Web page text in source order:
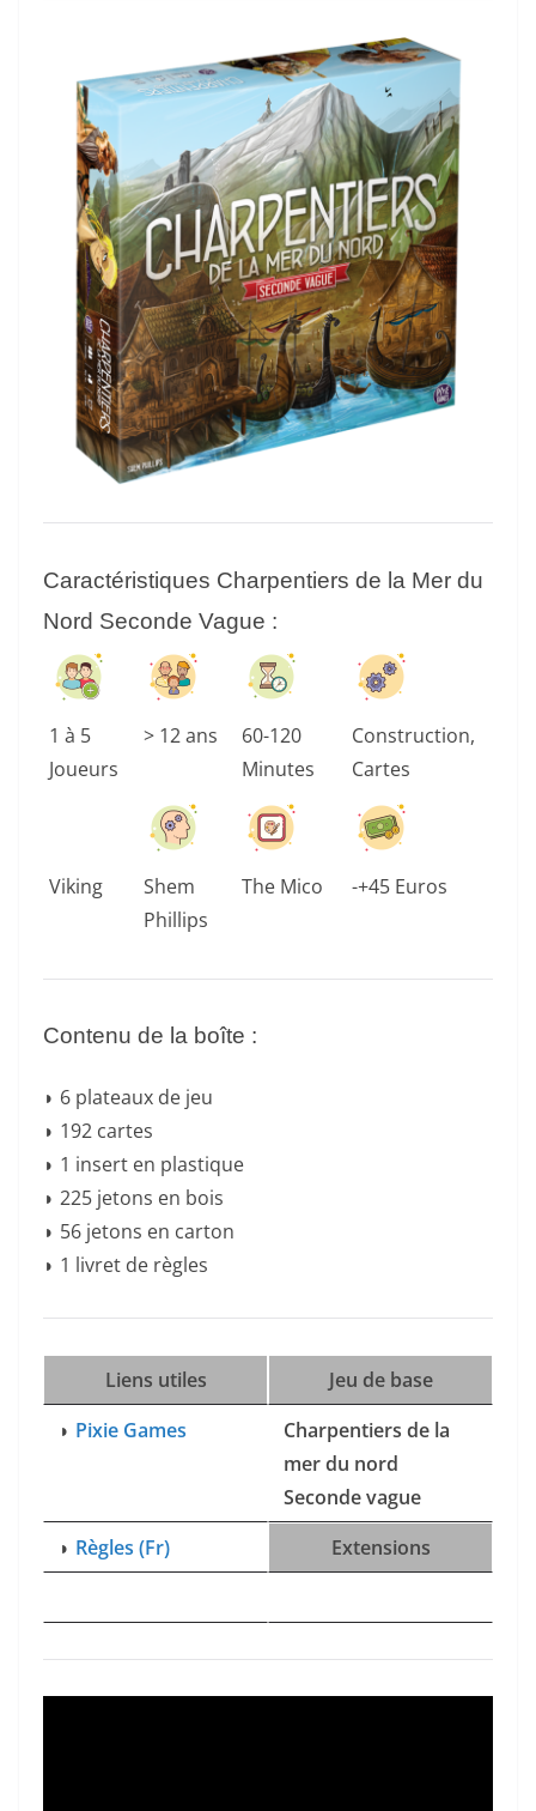
Caractéristiques Charpentiers de la Mer du
Nord Seconde Vague :
1 à 5
Joueurs
> 12 ans
60-120
Minutes
Construction,
Cartes
Viking
Shem
Phillips
The Mico -+45 Euros
Contenu de la boîte :
◗ 6 plateaux de jeu
◗ 192 cartes
◗ 1 insert en plastique
◗ 225 jetons en bois
◗ 56 jetons en carton
◗ 1 livret de règles
Liens utiles
Jeu de base
◗ Pixie Games
Charpentiers de la
mer du nord
Seconde vague
◗ Règles (Fr) Extensions